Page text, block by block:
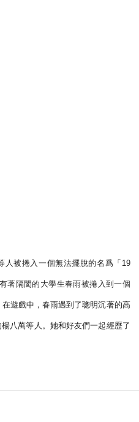
人被捲入一個無法擺脫的名爲「19
著隔閡的大學生春雨被捲入到一個
遊戲中，春雨遇到了聰明沉著的高
八萬等人。她和好友們一起經歷了